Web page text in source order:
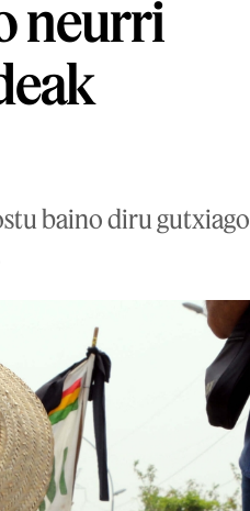
neurri
baino diru gutxiago